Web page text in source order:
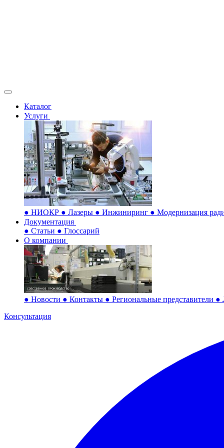
Каталог
Услуги
● НИОКР ● Лазеры ● Инжиниринг ● Модернизация
Документация
● Статьи ● Глоссарий
О компании
● Новости ● Контакты ● Региональные представители ●
Консультация